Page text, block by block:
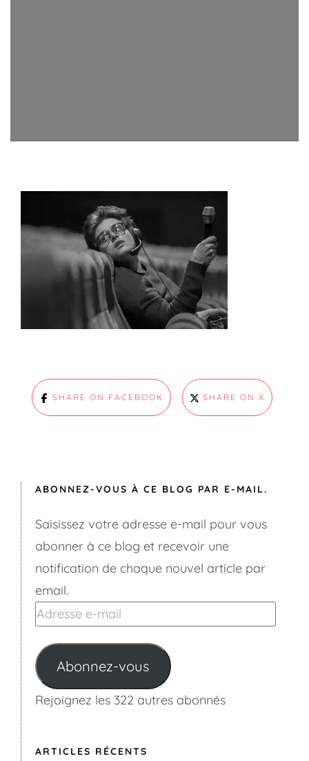
SHARE ON FACEBOOK SHARE ON X
ABONNEZ-VOUS À CE BLOG PAR E-MAIL.
Saisissez votre adresse e-mail pour vous
abonner à ce blog et recevoir une
notification de chaque nouvel article par
email.
Adresse
mail
Abonnez-vous
Rejoignez les 322 autres abonnés
ARTICLES RÉCENTS